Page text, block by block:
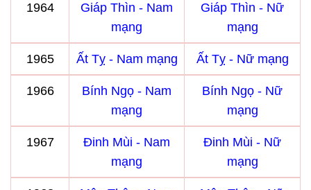
1964
Giáp Thìn - Nam
mạng
Giáp Thìn - Nữ
mạng
1965 Ất Tỵ - Nam mạng Ất Tỵ - Nữ mạng
1966
Bính Ngọ - Nam
mạng
Bính Ngọ - Nữ
mạng
1967
Đinh Mùi - Nam
mạng
Đinh Mùi - Nữ
mạng